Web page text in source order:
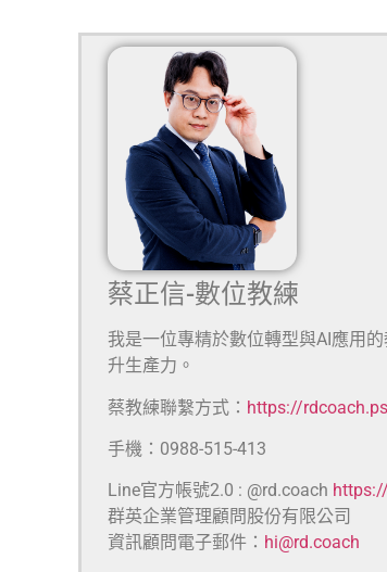
蔡正信-數位教練
我是一位專精於數位轉型與AI應用
升生產力。
蔡教練聯繫方式： https://
手機：0988-515-413
Line官方帳號2.0 : @rd.coach
群英企業管理顧問股份有限公司
資訊顧問電子郵件： hi@rd.coach